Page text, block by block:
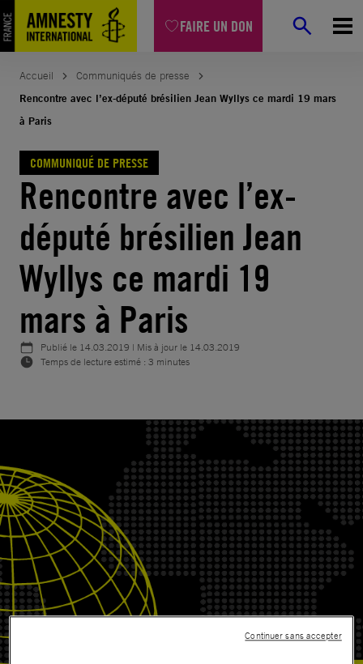
FAIRE UN DON
Aller
au
contenu
Accueil
Communiqués de presse
Rencontre avec l’ex-député brésilien Jean Wyllys ce mardi 19 mars
à Paris
COMMUNIQUÉ DE PRESSE
Rencontre avec l’ex-
député brésilien Jean
Wyllys ce mardi 19
mars à Paris
Publié le 14.03.2019 | Mis à jour le 14.03.2019
Temps de lecture estimé : 3 minutes
Continuer sans accepter